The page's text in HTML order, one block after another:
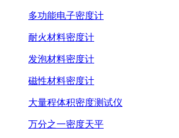
多功能电子密度计
耐火材料密度计
发泡材料密度计
磁性材料密度计
大量程体积密度测试仪
万分之一密度天平